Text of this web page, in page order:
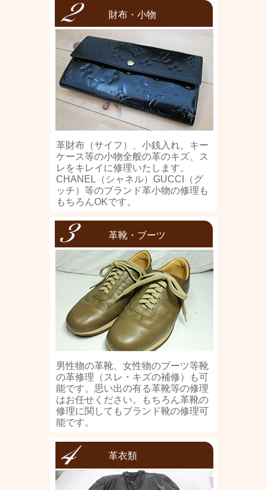
財布・小物
革財布（サイフ）、小銭入れ、キー
ケース等の小物全般の革のキズ、ス
レをキレイに修理いたします。
CHANEL（シャネル）GUCCI（グ
ッチ）等のブランド革小物の修理も
もちろんOKです。
革靴・ブーツ
男性物の革靴、女性物のブーツ等靴
の革修理（スレ・キズの補修）も可
能です。思い出の有る革靴等の修理
はお任せください。もちろん革靴の
修理に関してもブランド靴の修理可
能です。
革衣類